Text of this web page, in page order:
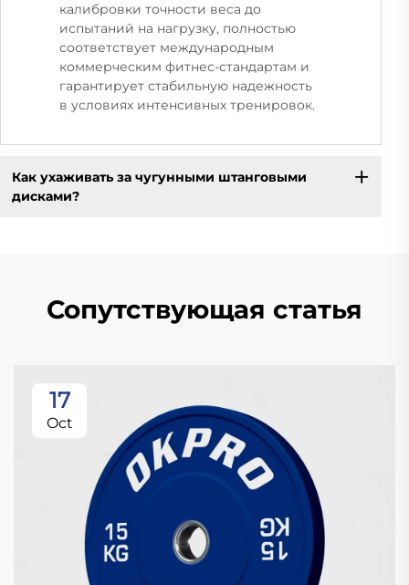
калибровки точности веса до
испытаний на нагрузку, полностью
соответствует международным
коммерческим фитнес-стандартам и
гарантирует стабильную надежность
в условиях интенсивных тренировок.
Как ухаживать за чугунными штанговыми
дисками?
Сопутствующая статья
17
Oct